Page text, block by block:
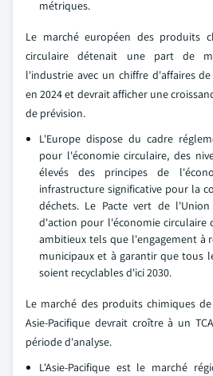
métriques.
Le marché européen des produits
circulaire détenait une part de
l'industrie avec un chiffre d'affaires
en 2024 et devrait afficher une
de prévision.
L'Europe dispose du cadre
pour l'économie circulaire, des
élevés des principes de
infrastructure significative pour la
déchets. Le Pacte vert de
d'action pour l'économie circulaire
ambitieux tels que l'engagement à
municipaux et à garantir que tous
soient recyclables d'ici 2030.
Le marché des produits chimiques
Asie-Pacifique devrait croître à un
période d'analyse.
L'Asie-Pacifique est le marché